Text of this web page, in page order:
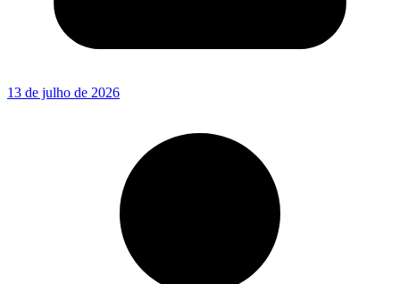
13 de julho de 2026